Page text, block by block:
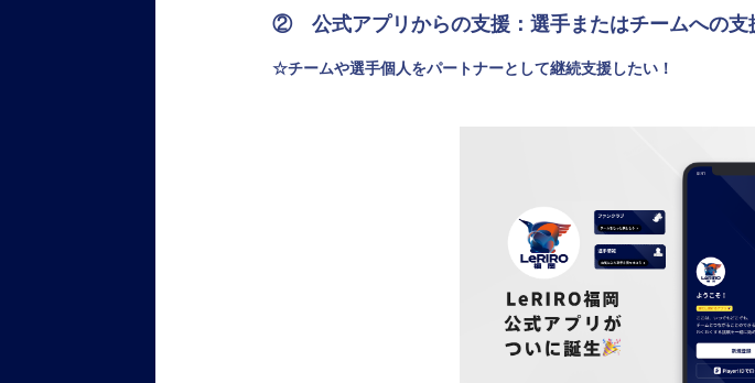
② 公式アプリからの支援：選手またはチームへの支
☆チームや選手個人をパートナーとして継続支援したい！